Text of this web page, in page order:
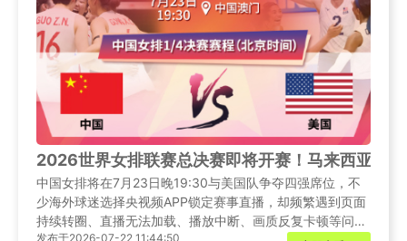
2026世界女排联赛总决赛即将开赛！马来西亚看
中国女排将在7月23日晚19:30与美国队争夺四强席位，不
少海外球迷选择央视频APP锁定赛事直播，却频繁遇到页面
持续转圈、直播无法加载、播放中断、画质反复卡顿等问
发布于2026-07-22 11:44:50